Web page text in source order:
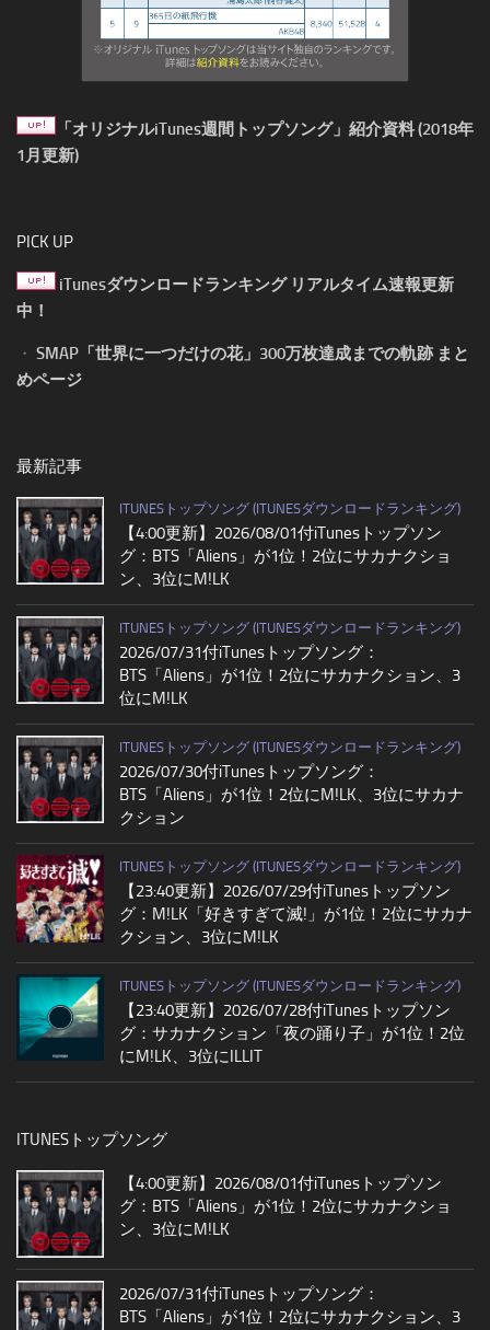
「オリジナルiTunes週間トップソング」紹介資料 (2018年
1月更新)
PICK UP
iTunesダウンロードランキング リアルタイム速報更新
中！
・ SMAP「世界に一つだけの花」300万枚達成までの軌跡 まと
めページ
最新記事
ITUNESトップソング (ITUNESダウンロードランキング)
【4:00更新】2026/08/01付iTunesトップソン
グ：BTS「Aliens」が1位！2位にサカナクショ
ン、3位にM!LK
ITUNESトップソング (ITUNESダウンロードランキング)
2026/07/31付iTunesトップソング：
BTS「Aliens」が1位！2位にサカナクション、3
位にM!LK
ITUNESトップソング (ITUNESダウンロードランキング)
2026/07/30付iTunesトップソング：
BTS「Aliens」が1位！2位にM!LK、3位にサカナ
クション
ITUNESトップソング (ITUNESダウンロードランキング)
【23:40更新】2026/07/29付iTunesトップソン
グ：M!LK「好きすぎて滅!」が1位！2位にサカナ
クション、3位にM!LK
ITUNESトップソング (ITUNESダウンロードランキング)
【23:40更新】2026/07/28付iTunesトップソン
グ：サカナクション「夜の踊り子」が1位！2位
にM!LK、3位にILLIT
ITUNESトップソング
【4:00更新】2026/08/01付iTunesトップソン
グ：BTS「Aliens」が1位！2位にサカナクショ
ン、3位にM!LK
2026/07/31付iTunesトップソング：
BTS「Aliens」が1位！2位にサカナクション、3